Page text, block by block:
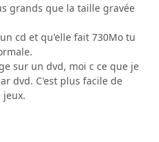
grands que la taille gravée
cd et qu'elle fait 730Mo tu
sur un dvd, moi c ce que je
dvd. C'est plus facile de
jeux.